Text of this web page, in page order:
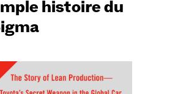
histoire du